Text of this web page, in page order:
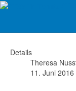
Details
Theresa
11. Juni 2016